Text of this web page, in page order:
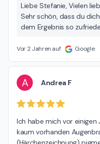
Liebe Stefanie, Vielen
Sehr schön, dass du
dem Ergebnis so
viel Freude und natürlich
Vor 2 Jahren auf Google
A Andrea F
Ich habe mich vor
kaum vorhanden